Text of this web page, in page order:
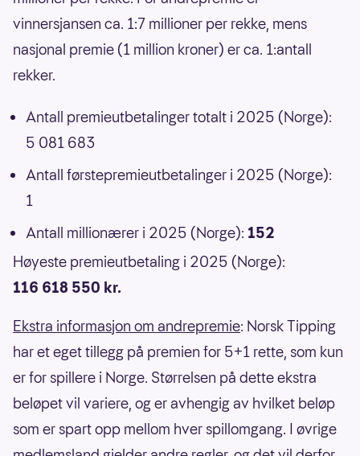
vinnersjansen ca. 1:7 millioner per rekke, mens
nasjonal premie (1 million kroner) er ca. 1:antall
rekker.
Antall premieutbetalinger totalt i 2025 (Norge):
5 081 683
Antall førstepremieutbetalinger i 2025 (Norge):
1
Antall millionærer i 2025 (Norge): 152
Høyeste premieutbetaling i 2025 (Norge):
116 618 550 kr.
Ekstra informasjon om andrepremie: Norsk Tipping
har et eget tillegg på premien for 5+1 rette, som kun
er for spillere i Norge. Størrelsen på dette ekstra
beløpet vil variere, og er avhengig av hvilket beløp
som er spart opp mellom hver spillomgang. I øvrige